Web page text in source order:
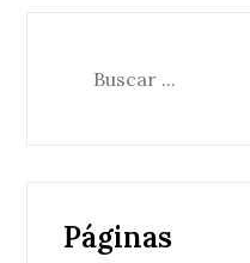
Páginas